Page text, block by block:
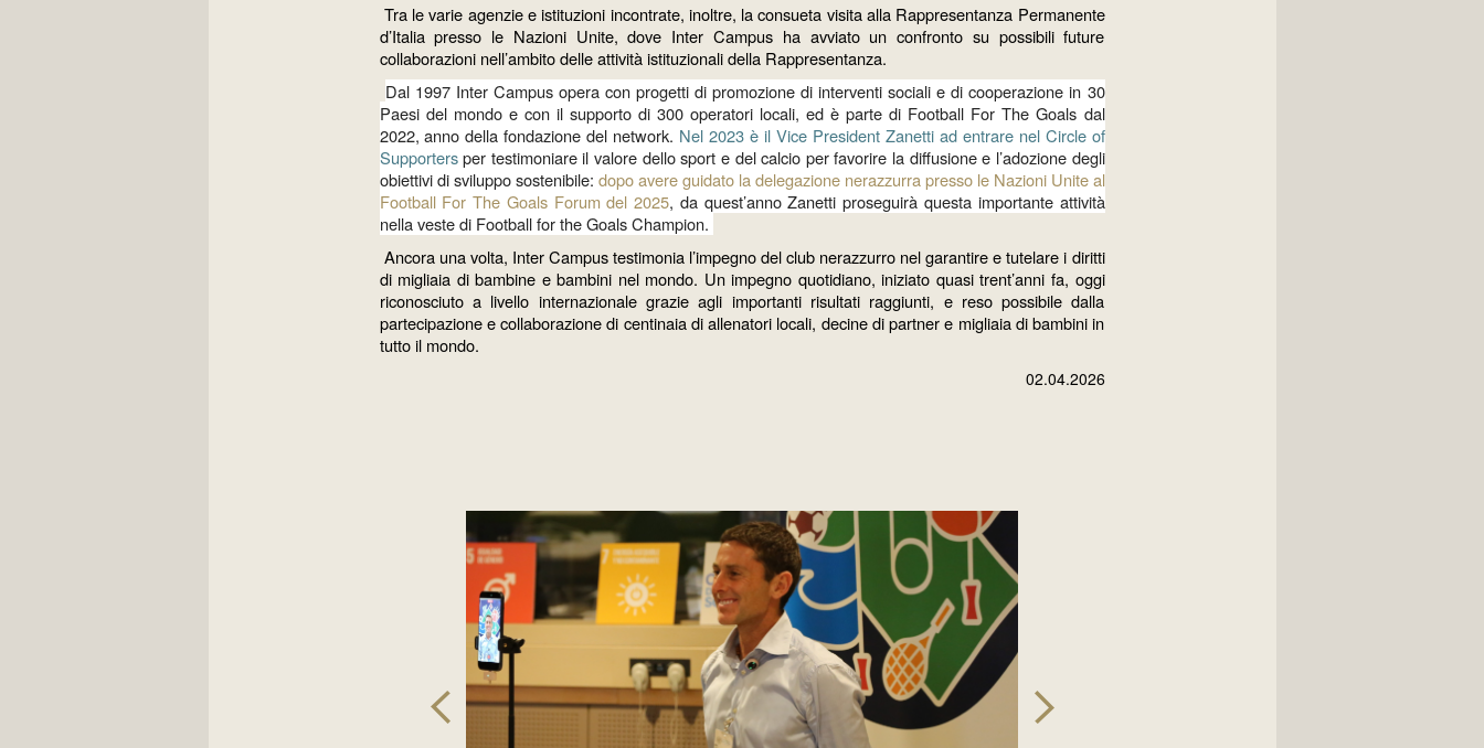
Tra le varie agenzie e istituzioni incontrate, inoltre, la consueta visita alla Rappresentanza Permanente
d’Italia presso le Nazioni Unite, dove Inter Campus ha avviato un confronto su possibili future
collaborazioni nell’ambito delle attività istituzionali della Rappresentanza.
Dal 1997 Inter Campus opera con progetti di promozione di interventi sociali e di cooperazione in 30
Paesi del mondo e con il supporto di 300 operatori locali, ed è parte di Football For The Goals dal
2022, anno della fondazione del network. Nel 2023 è il Vice President Zanetti ad entrare nel Circle of
Supportersper testimoniare il valore dello sport e del calcio per favorire la diffusione e l’adozione degli
obiettivi di sviluppo sostenibile: dopo avere guidato la delegazione nerazzurra presso le Nazioni Unite al
Football For The Goals Forum del 2025, da quest’anno Zanetti proseguirà questa importante attività
nella veste di Football for the Goals Champion.
Ancora una volta, Inter Campus testimonia l’impegno del club nerazzurro nel garantire e tutelare i diritti
di migliaia di bambine e bambini nel mondo. Un impegno quotidiano, iniziato quasi trent’anni fa, oggi
riconosciuto a livello internazionale grazie agli importanti risultati raggiunti, e reso possibile dalla
partecipazione e collaborazione di centinaia di allenatori locali, decine di partner e migliaia di bambini in
tutto il mondo.
02.04.2026